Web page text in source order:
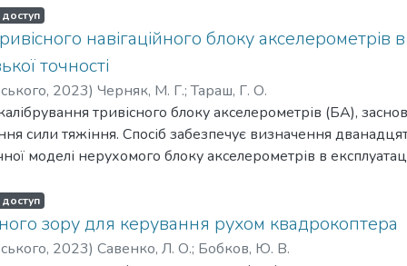
аспектах дизайну крила, фюзеляжу та
покращити аеродинамічні характеристики.
низького тиску, покращуючи загальну ефективність.
конструкції для безпеки та надійності. Чисельне
для підтвердження результатів. Експериментальні
та керованого польоту. Легкі, надійні конструкції та
перспективи для покращення ефективності та
навігаційного блоку акселерометрів в
точності
, 2023) Черняк, М. Г.;Тараш, Г. О.
тривісного блоку акселерометрів (БА),
сили тяжіння. Спосіб забезпечує визначення
моделі нерухомого блоку акселерометрів в
лінійних неоднорідних алгебраїчних рівнянь
значень і попередньо визначених виробником
блоку акселерометрів. Система формується шляхом
зору для керування рухом квадрокоптера
, 2023) Савенко, Л. О.; Бобков, Ю. В.